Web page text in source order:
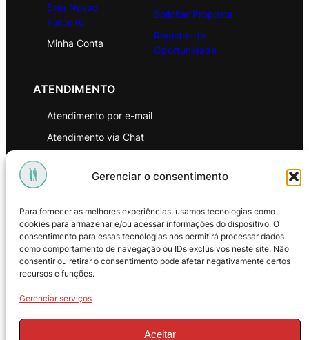
Gerenciar o consentimento
Para fornecer as melhores experiências, usamos tecnologias como
cookies para armazenar e/ou acessar informações do dispositivo. O
consentimento para essas tecnologias nos permitirá processar dados
como comportamento de navegação ou IDs exclusivos neste site. Não
consentir ou retirar o consentimento pode afetar negativamente certos
recursos e funções.
Gerenciar serviços
Aceitar
Seja Nosso
Parceiro
Minha Conta
Solicitar Proposta
Registro de
Oportunidade
ATENDIMENTO
Atendimento por e-mail
Atendimento via Chat
Política de Privacidade
Política de Troca e Devoluções
Política de Reembolso